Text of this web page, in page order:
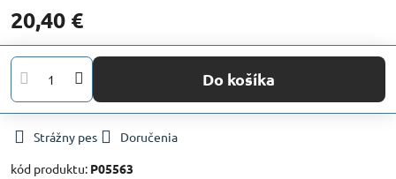
20,40 €
Do košíka
Strážny pes
Doručenia
kód produktu: P05563